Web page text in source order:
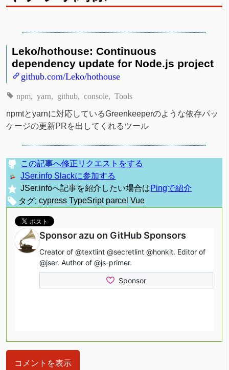
Leko/hothouse: Continuous
dependency update for Node.js project
github.com/Leko/hothouse
npm yarn github console Tools
npmtとyarnに対応しているGreenkeeperのような依存パッ
ケージの更新PRを出してくれるツール
この記事へ修正リクエストをする
JSer.info Slackに参加する
JSer.infoへ記事を紹介したい場合はPingで紹介
タグ: cypress TypeSript parcel Vue
コメントを表示